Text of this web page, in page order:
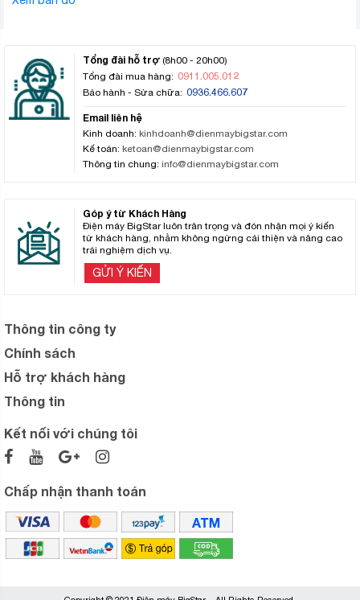
Tổng đài hỗ trợ (8h00 - 20h00)
Tổng đài mua hàng: 0911.005.012
Bảo hành - Sửa chữa: 0936.466.607
Email liên hệ
Kinh doanh: kinhdoanh@dienmaybigstar.com
Kế toán: ketoan@dienmaybigstar.com
Thông tin chung: info@dienmaybigstar.com
Góp ý từ Khách Hàng
Điện máy BigStar luôn trân trọng và đón nhận mọi ý kiến
từ khách hàng, nhằm không ngừng cải thiện và nâng cao
trải nghiệm dịch vụ.
GỬI Ý KIẾN
Thông tin công ty
Chính sách
Hỗ trợ khách hàng
Thông tin
Kết nối với chúng tôi
Chấp nhận thanh toán